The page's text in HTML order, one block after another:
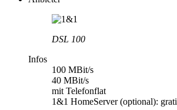
DSL 100
Infos
100 MBit/s
40 MBit/s
mit Telefonflat
1&1 HomeServer (optional):